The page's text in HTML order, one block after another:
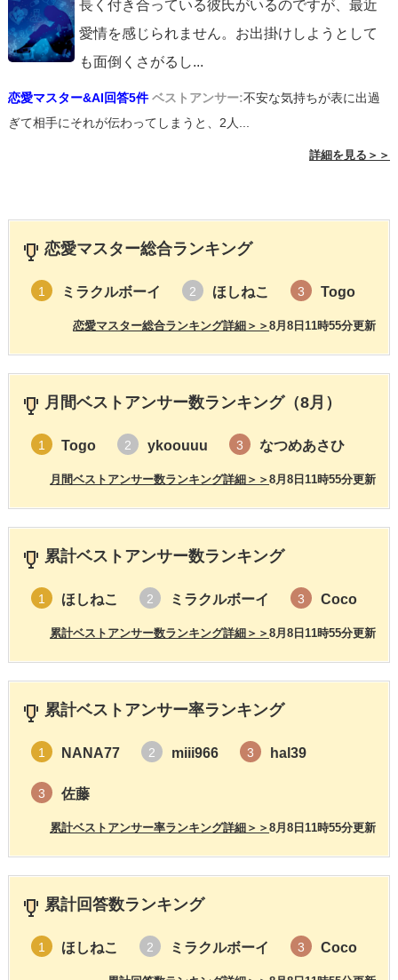
長く付き合っている彼氏がいるのですが、最近
愛情を感じられません。お出掛けしようとして
も面倒くさがるし...
恋愛マスター&AI回答5件 ベストアンサー:不安な気持ちが表に出過
ぎて相手にそれが伝わってしまうと、2人...
詳細を見る＞＞
恋愛マスター総合ランキング
1 ミラクルボーイ 2 ほしねこ 3 Togo
8月8日11時55分更新
恋愛マスター総合ランキング詳細＞＞
月間ベストアンサー数ランキング（8月）
1 Togo 2 ykoouuu 3 なつめあさひ
8月8日11時55分更新
月間ベストアンサー数ランキング詳細＞＞
累計ベストアンサー数ランキング
1 ほしねこ 2 ミラクルボーイ 3 Coco
8月8日11時55分更新
累計ベストアンサー数ランキング詳細＞＞
累計ベストアンサー率ランキング
1 NANA77 2 miii966 3 hal39
3 佐藤
8月8日11時55分更新
累計ベストアンサー率ランキング詳細＞＞
累計回答数ランキング
1 ほしねこ 2 ミラクルボーイ 3 Coco